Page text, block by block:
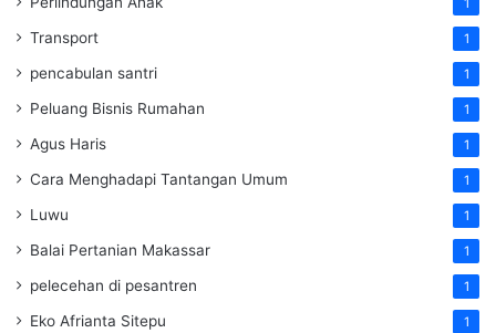
1
Transport 1
pencabulan santri 1
Peluang Bisnis Rumahan 1
Agus Haris 1
Cara Menghadapi Tantangan Umum 1
Luwu 1
Balai Pertanian Makassar 1
pelecehan di pesantren 1
Eko Afrianta Sitepu 1